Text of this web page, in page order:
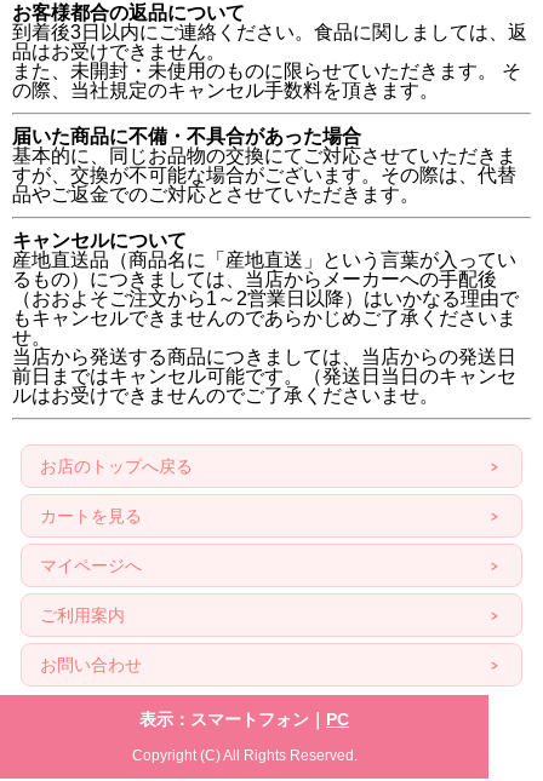
お客様都合の返品について
到着後3日以内にご連絡ください。食品に関しましては、返
品はお受けできません。
また、未開封・未使用のものに限らせていただきます。 そ
の際、当社規定のキャンセル手数料を頂きます。
届いた商品に不備・不具合があった場合
基本的に、同じお品物の交換にてご対応させていただきま
すが、交換が不可能な場合がございます。その際は、代替
品やご返金でのご対応とさせていただきます。
キャンセルについて
産地直送品（商品名に「産地直送」という言葉が入ってい
るもの）につきましては、当店からメーカーへの手配後
（おおよそご注文から1～2営業日以降）はいかなる理由で
もキャンセルできませんのであらかじめご了承くださいま
せ。
当店から発送する商品につきましては、当店からの発送日
前日まではキャンセル可能です。（発送日当日のキャンセ
ルはお受けできませんのでご了承くださいませ。
お店のトップへ戻る
カートを見る
マイページへ
ご利用案内
お問い合わせ
表示：スマートフォン｜ PC
Copyright (C) All Rights Reserved.